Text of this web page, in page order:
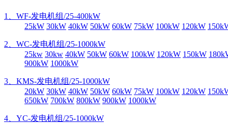
1、WF-发电机组/25-400kW
25kW 30kW 40kW 50kW 60kW 75kW 100kW 120kW
2、WC-发电机组/25-1000kW
25kw 30kw 40kW 50kW 60kW 100kW 120kW 150kW
900kW 1000kW
3、KMS-发电机组/25-1000kW
20kW 30kW 40kW 50kW 60kW 75kW 100kW 120kW
650kW 700kW 800kW 900kW 1000kW
4、YC-发电机组/25-1000kW